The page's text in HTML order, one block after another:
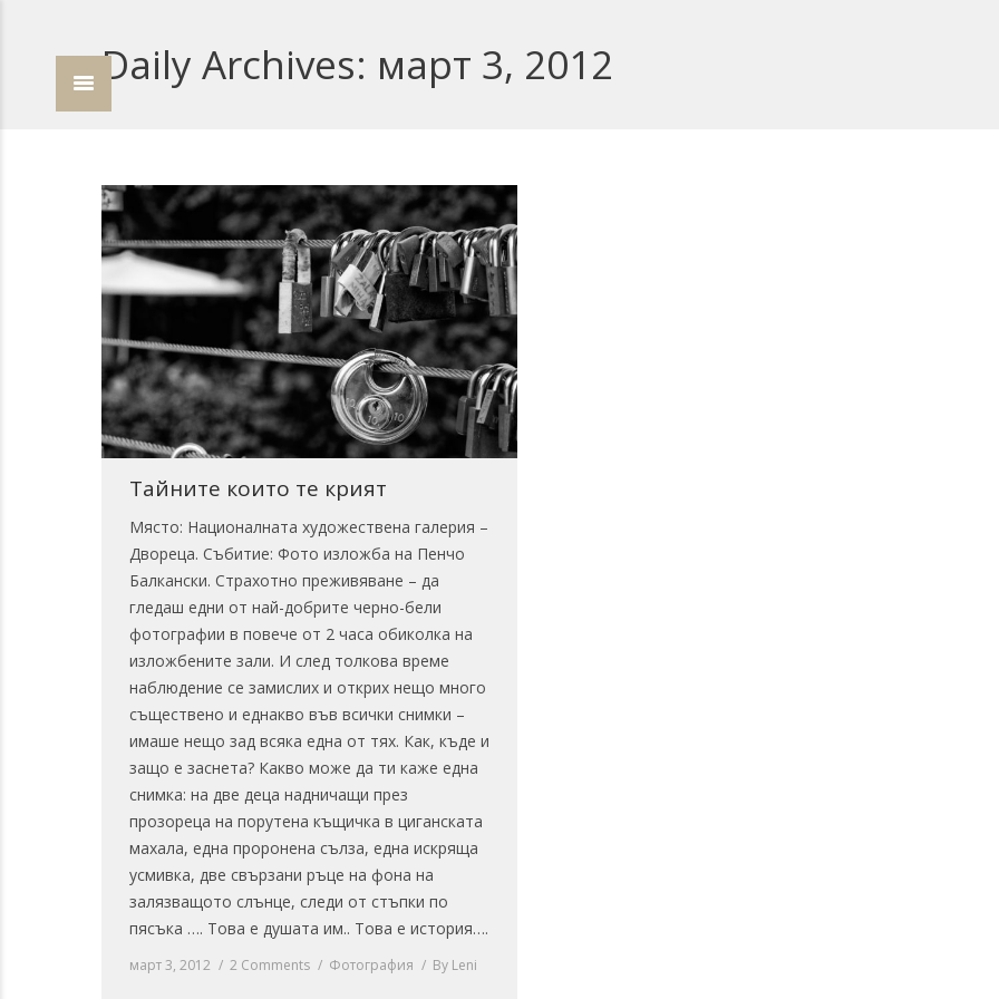
Daily Archives: март 3, 2012
Тайните които те крият
Място: Националната художествена галерия –
Двореца. Събитие: Фото изложба на Пенчо
Балкански. Страхотно преживяване – да
гледаш едни от най-добрите черно-бели
фотографии в повече от 2 часа обиколка на
изложбените зали. И след толкова време
наблюдение се замислих и открих нещо много
съществено и еднакво във всички снимки –
имаше нещо зад всяка една от тях. Как, къде и
защо е заснета? Какво може да ти каже една
снимка: на две деца надничащи през
прозореца на порутена къщичка в циганската
махала, една проронена сълза, една искряща
усмивка, две свързани ръце на фона на
залязващото слънце, следи от стъпки по
пясъка …. Това е душата им.. Това е история….
март 3, 2012 2 Comments Фотография By Leni